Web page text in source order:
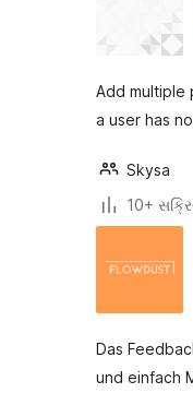
Add multiple
a user has
Skysa
10+
Das
und einfach